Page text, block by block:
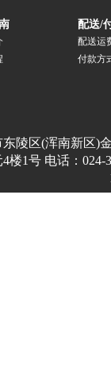
配送/
配送运
付款方
陵区(浑南新区)
1号 电话：024-